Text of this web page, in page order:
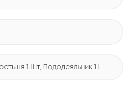
1 Шт, Пододеяльник 1 Шт